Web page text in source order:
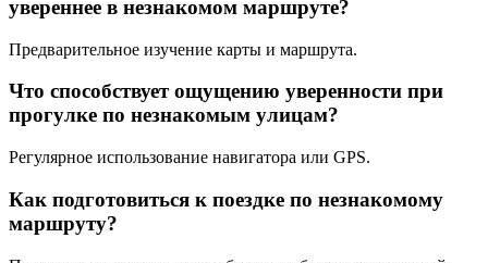
увереннее в незнакомом маршруте?
Предварительное изучение карты и маршрута.
Что способствует ощущению уверенности при
прогулке по незнакомым улицам?
Регулярное использование навигатора или GPS.
Как подготовиться к поездке по незнакомому
маршруту?